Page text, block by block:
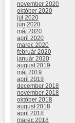
november 2020
október 2020
júl 2020
jún 2020
máj 2020
apríl 2020
marec 2020
február 2020
január 2020
august 2019
máj 2019
apríl 2019
december 2018
november 2018
október 2018
august 2018
apríl 2018
marec 2018